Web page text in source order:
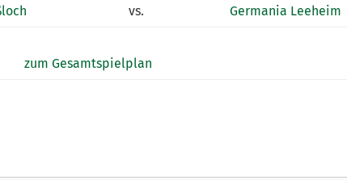
vs. Germania Leeheim
zum Gesamtspielplan